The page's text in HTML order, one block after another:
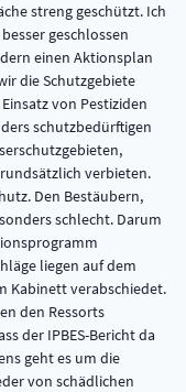
streng geschützt. Ich
geschlossen
einen Aktionsplan
die Schutzgebiete
von Pestiziden
schutzbedürftigen
verbieten.
Den Bestäubern,
schlecht. Darum
liegen auf dem
Kabinett verabschiedet.
den Ressorts
der IPBES-Bericht da
geht es um die
von schädlichen